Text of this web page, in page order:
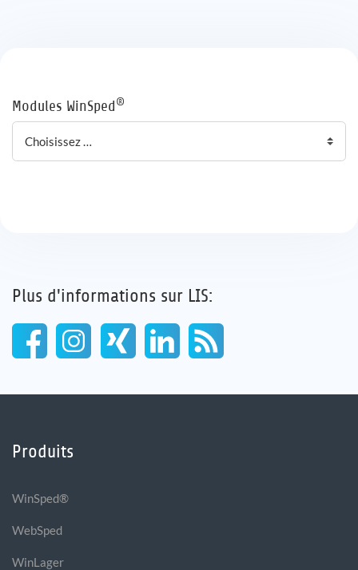
Modules WinSped ®
Plus d'informations sur LIS:
Produits
WinSped®
WebSped
WinLager